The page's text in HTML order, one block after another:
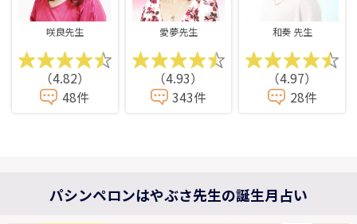
咲良先生
（4.82）
48件
愛夢先生
（4.93）
343件
和奏 先生
（4.97）
28件
パシンペロンはやぶさ先生の誕生月占い